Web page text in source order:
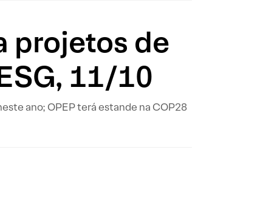
projetos de
11/10
ano; OPEP terá estande na COP28